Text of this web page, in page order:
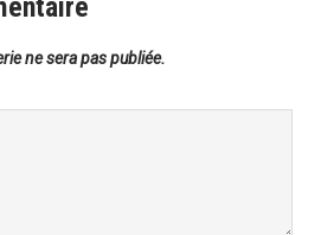
ne sera pas publiée.